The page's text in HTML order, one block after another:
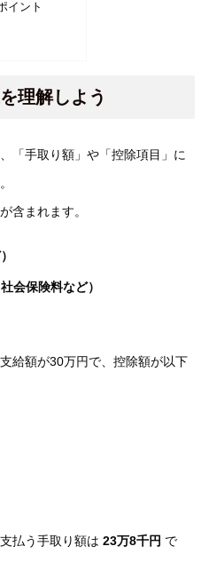
イント
理解しよう
「手取り額」や「控除項目」に
含まれます。
会保険料など）
給額が30万円で、控除額が以下
払う手取り額は 23万8千円 で